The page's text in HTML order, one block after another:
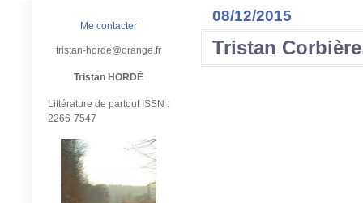
Me contacter
tristan-horde@orange.fr
Tristan HORDÉ
Littérature de partout ISSN :
2266-7547
08/12/2015
Tristan